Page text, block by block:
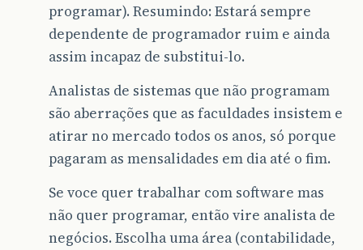
programar). Resumindo: Estará sempre
dependente de programador ruim e ainda
assim incapaz de substitui-lo.
Analistas de sistemas que não programam
são aberrações que as faculdades insistem e
atirar no mercado todos os anos, só porque
pagaram as mensalidades em dia até o fim.
Se voce quer trabalhar com software mas
não quer programar, então vire analista de
negócios. Escolha uma área (contabilidade,